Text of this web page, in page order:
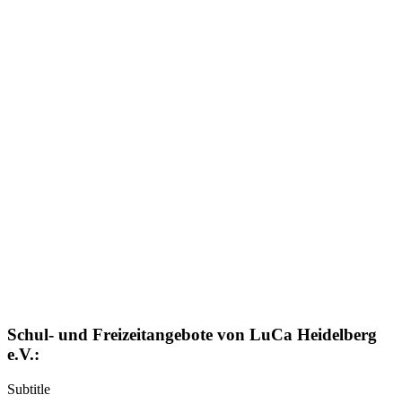
Schul- und Freizeitangebote von LuCa Heidelberg
e.V.:
Subtitle